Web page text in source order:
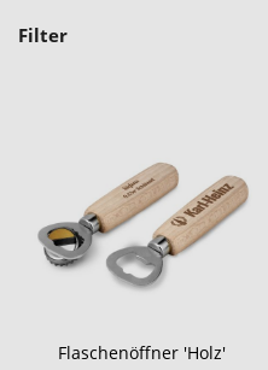
Filter
Flaschenöffner 'Holz'